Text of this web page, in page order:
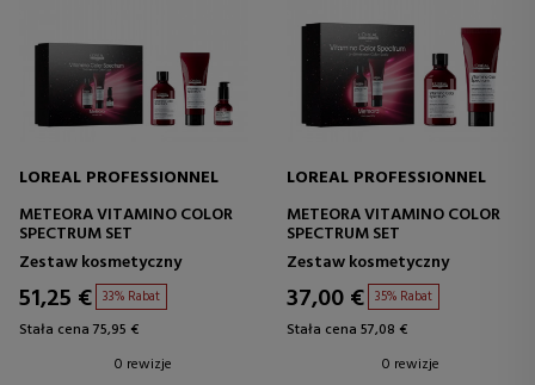
LOREAL PROFESSIONNEL
METEORA VITAMINO COLOR
SPECTRUM SET
Zestaw kosmetyczny
51,25 € 33% Rabat
Stała cena 75,95 €
0 rewizje
LOREAL PROFESSIONNEL
METEORA VITAMINO COLOR
SPECTRUM SET
Zestaw kosmetyczny
37,00 € 35% Rabat
Stała cena 57,08 €
0 rewizje